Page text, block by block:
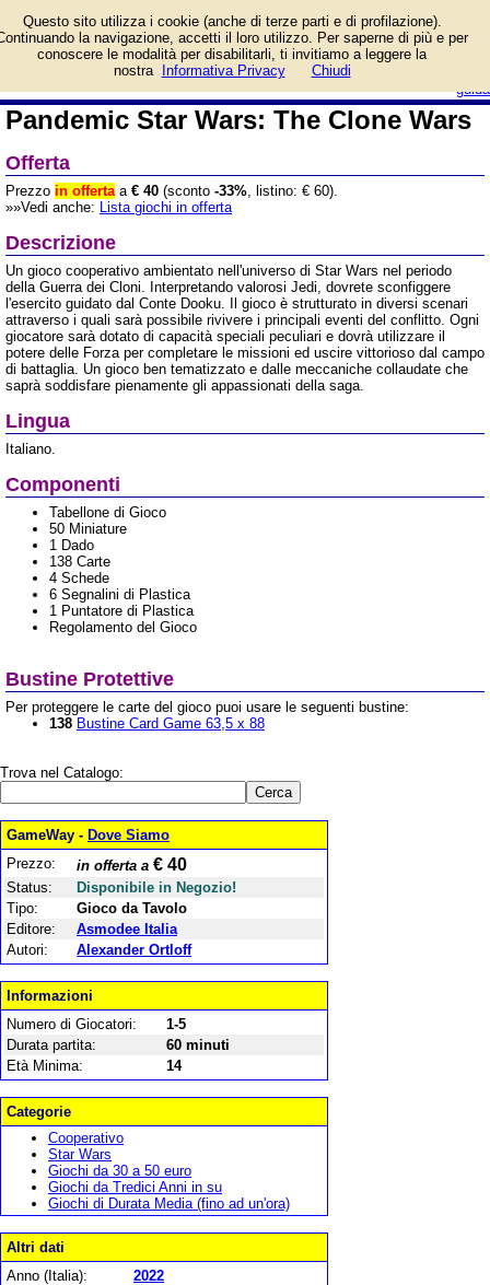
guida
Star Wars: The Clone
Wars e prezzo di vendita.
Prodotto da Asmodee Italia
Pandemic Star Wars: The Clone Wars
Offerta
Prezzo in offertaa € 40 (sconto -33%, listino: € 60).
»»Vedi anche: Lista giochi in offerta
Descrizione
Un gioco cooperativo ambientato nell'universo di Star Wars nel periodo
della Guerra dei Cloni. Interpretando valorosi Jedi, dovrete sconfiggere
l'esercito guidato dal Conte Dooku. Il gioco è strutturato in diversi scenari
attraverso i quali sarà possibile rivivere i principali eventi del conflitto. Ogni
giocatore sarà dotato di capacità speciali peculiari e dovrà utilizzare il
potere delle Forza per completare le missioni ed uscire vittorioso dal campo
di battaglia. Un gioco ben tematizzato e dalle meccaniche collaudate che
saprà soddisfare pienamente gli appassionati della saga.
Lingua
Italiano.
Componenti
Tabellone di Gioco
50 Miniature
1 Dado
138 Carte
4 Schede
6 Segnalini di Plastica
1 Puntatore di Plastica
Regolamento del Gioco
Bustine Protettive
Per proteggere le carte del gioco puoi usare le seguenti bustine:
138 Bustine Card Game 63,5 x 88
Trova nel Catalogo:
GameWay - Dove Siamo
Prezzo:
in offerta a € 40
Status:
Disponibile in Negozio!
Tipo:
Gioco da Tavolo
Editore:
Asmodee Italia
Autori:
Alexander Ortloff
Informazioni
Numero di Giocatori:
1-5
Durata partita:
60 minuti
Età Minima:
14
Categorie
Cooperativo
Star Wars
Giochi da 30 a 50 euro
Giochi da Tredici Anni in su
Giochi di Durata Media (fino ad un'ora)
Altri dati
Anno (Italia):
2022
Questo sito utilizza i cookie (anche di terze parti e di profilazione).
la navigazione, accetti il loro utilizzo. Per saperne di più e per
conoscere le modalità per disabilitarli, ti invitiamo a leggere la
nostra
Informativa Privacy Chiudi